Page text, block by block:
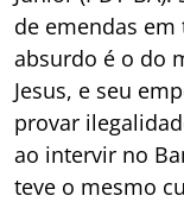
de emendas
absurdo é o do
Jesus, e seu
provar
ao intervir no
teve o mesmo